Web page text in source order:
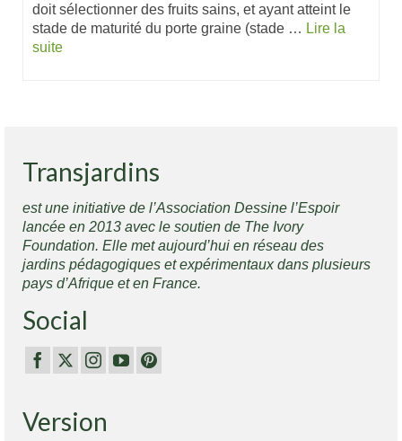
doit sélectionner des fruits sains, et ayant atteint le
stade de maturité du porte graine (stade … Lire la
suite
Transjardins
est une initiative de l’Association Dessine l’Espoir
lancée en 2013 avec le soutien de The Ivory
Foundation. Elle met aujourd’hui en réseau des
jardins pédagogiques et expérimentaux dans plusieurs
pays d’Afrique et en France.
Social
Version